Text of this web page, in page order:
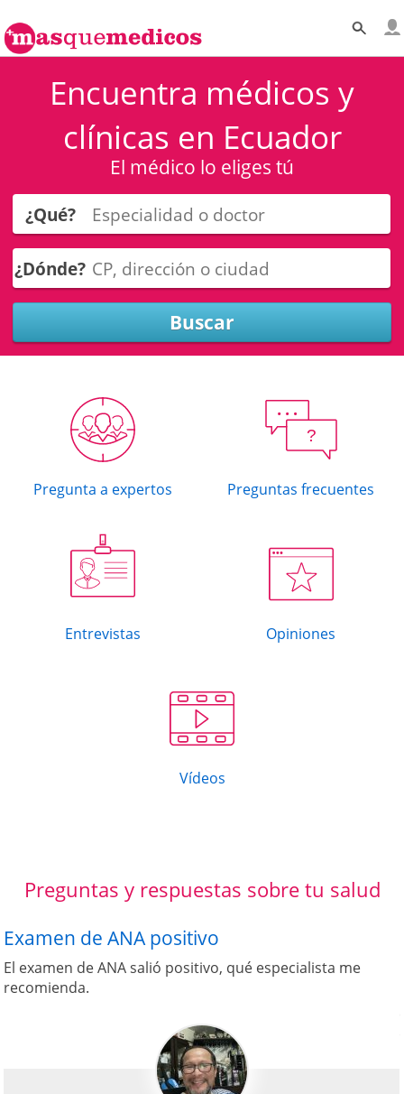
Encuentra médicos y
clínicas en Ecuador
El médico lo eliges tú
¿Qué?
¿Dónde?
Pregunta a expertos
?
Preguntas frecuentes
Entrevistas Opiniones
Vídeos
Preguntas y respuestas sobre tu salud
Examen de ANA positivo
El examen de ANA salió positivo, qué especialista me
recomienda.